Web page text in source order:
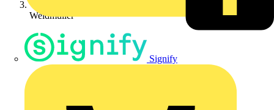
Signify
Weidmüller